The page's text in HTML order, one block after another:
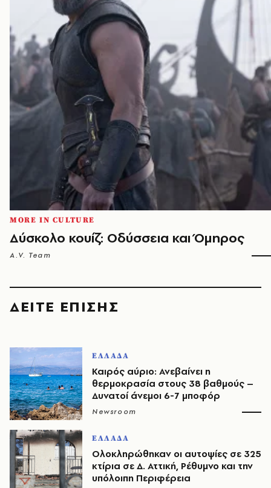
MORE IN CULTURE
Δύσκολο κουίζ: Οδύσσεια και Όμηρος
A.V. Team
ΔΕΙΤΕ ΕΠΙΣΗΣ
ΕΛΛΑΔΑ
Καιρός αύριο: Ανεβαίνει η
θερμοκρασία στους 38 βαθμούς –
Δυνατοί άνεμοι 6-7 μποφόρ
Newsroom
ΕΛΛΑΔΑ
Ολοκληρώθηκαν οι αυτοψίες σε 325
κτίρια σε Δ. Αττική, Ρέθυμνο και την
υπόλοιπη Περιφέρεια